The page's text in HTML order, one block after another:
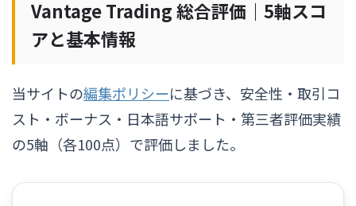
Vantage Trading 総合評価｜5軸スコ
アと基本情報
当サイトの編集ポリシーに基づき、安全性・取引コ
スト・ボーナス・日本語サポート・第三者評価実績
の5軸（各100点）で評価しました。